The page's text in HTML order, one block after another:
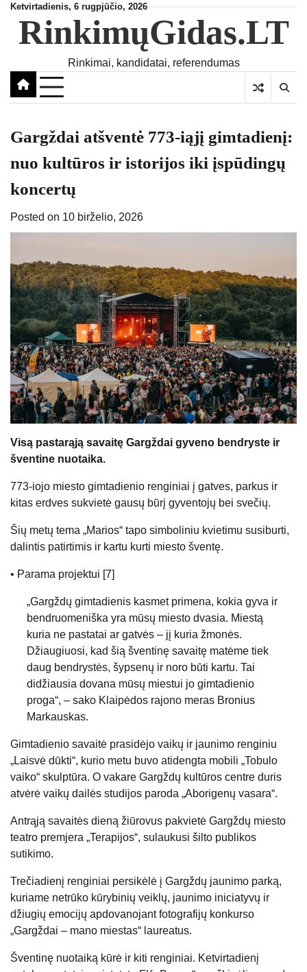
Skip
content
Ketvirtadienis, 6 rugpjūčio, 2026
RinkimųGidas.LT
Rinkimai, kandidatai, referendumas
Gargždai atšventė 773-iąjį gimtadienį:
nuo kultūros ir istorijos iki įspūdingų
koncertų
Posted on 10 birželio, 2026
Visą pastarąją savaitę Gargždai gyveno bendryste ir
šventine nuotaika.
773-iojo miesto gimtadienio renginiai į gatves, parkus ir
kitas erdves sukvietė gausų būrį gyventojų bei svečių.
Šių metų tema „Marios“ tapo simboliniu kvietimu susiburti,
dalintis patirtimis ir kartu kurti miesto šventę.
• Parama projektui [7]
„Gargždų gimtadienis kasmet primena, kokia gyva ir
bendruomeniška yra mūsų miesto dvasia. Miestą
kuria ne pastatai ar gatvės – jį kuria žmonės.
Džiaugiuosi, kad šią šventinę savaitę matėme tiek
daug bendrystės, šypsenų ir noro būti kartu. Tai
didžiausia dovana mūsų miestui jo gimtadienio
proga“, – sako Klaipėdos rajono meras Bronius
Markauskas.
Gimtadienio savaitė prasidėjo vaikų ir jaunimo renginiu
„Laisvė dūkti“, kurio metu buvo atidengta mobili „Tobulo
vaiko“ skulptūra. O vakare Gargždų kultūros centre duris
atvėrė vaikų dailės studijos paroda „Aborigenų vasara“.
Antrąją savaitės dieną žiūrovus pakvietė Gargždų miesto
teatro premjera „Terapijos“, sulaukusi šilto publikos
sutikimo.
Trečiadienį renginiai persikėlė į Gargždų jaunimo parką,
kuriame netrūko kūrybinių veiklų, jaunimo iniciatyvų ir
džiugių emocijų apdovanojant fotografijų konkurso
„Gargždai – mano miestas“ laureatus.
Šventinę nuotaiką kūrė ir kiti renginiai. Ketvirtadienį